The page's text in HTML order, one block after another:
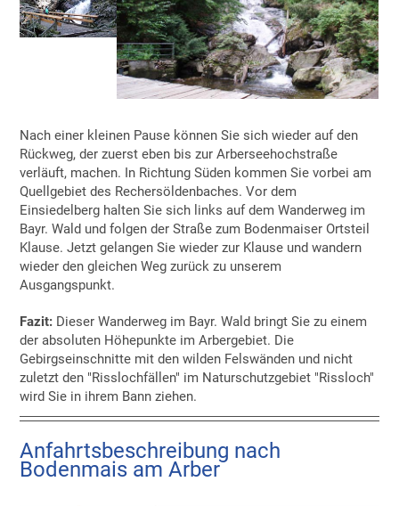
Nach einer kleinen Pause können Sie sich wieder auf den
Rückweg, der zuerst eben bis zur Arberseehochstraße
verläuft, machen. In Richtung Süden kommen Sie vorbei am
Quellgebiet des Rechersöldenbaches. Vor dem
Einsiedelberg halten Sie sich links auf dem Wanderweg im
Bayr. Wald und folgen der Straße zum Bodenmaiser Ortsteil
Klause. Jetzt gelangen Sie wieder zur Klause und wandern
wieder den gleichen Weg zurück zu unserem
Ausgangspunkt.
Fazit: Dieser Wanderweg im Bayr. Wald bringt Sie zu einem
der absoluten Höhepunkte im Arbergebiet. Die
Gebirgseinschnitte mit den wilden Felswänden und nicht
zuletzt den "Risslochfällen" im Naturschutzgebiet "Rissloch"
wird Sie in ihrem Bann ziehen.
Anfahrtsbeschreibung nach
Bodenmais am Arber